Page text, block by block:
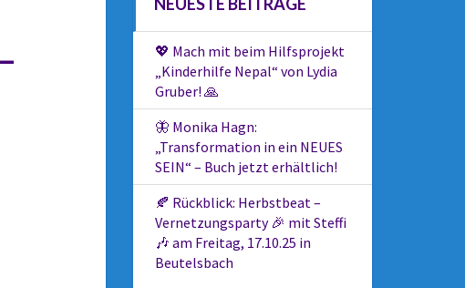
💖 Mach mit beim Hilfsprojekt
„Kinderhilfe Nepal“ von Lydia
Gruber! 🙏
🦋 Monika Hagn:
„Transformation in ein NEUES
SEIN“ – Buch jetzt erhältlich!
🍂 Rückblick: Herbstbeat –
Vernetzungsparty 🎉 mit Steffi
🎶 am Freitag, 17.10.25 in
Beutelsbach